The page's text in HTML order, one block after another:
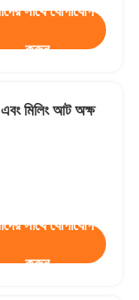
সাথে যোগাযোগ
করুন
মিলিং আট অক্ষ
সাথে যোগাযোগ
করুন